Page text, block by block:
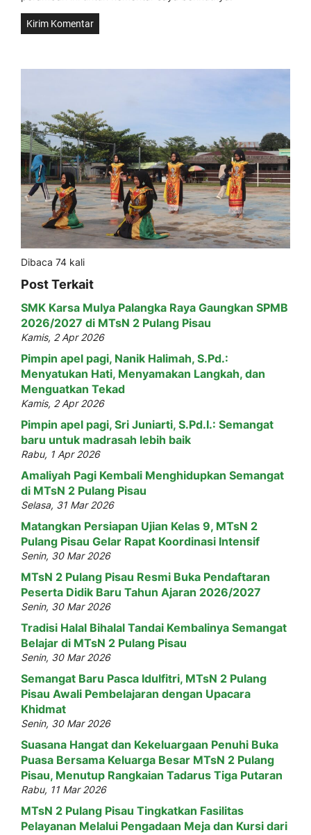
Dibaca 74 kali
Post Terkait
SMK Karsa Mulya Palangka Raya Gaungkan SPMB
2026/2027 di MTsN 2 Pulang Pisau
Kamis, 2 Apr 2026
Pimpin apel pagi, Nanik Halimah, S.Pd.:
Menyatukan Hati, Menyamakan Langkah, dan
Menguatkan Tekad
Kamis, 2 Apr 2026
Pimpin apel pagi, Sri Juniarti, S.Pd.I.: Semangat
baru untuk madrasah lebih baik
Rabu, 1 Apr 2026
Amaliyah Pagi Kembali Menghidupkan Semangat
di MTsN 2 Pulang Pisau
Selasa, 31 Mar 2026
Matangkan Persiapan Ujian Kelas 9, MTsN 2
Pulang Pisau Gelar Rapat Koordinasi Intensif
Senin, 30 Mar 2026
MTsN 2 Pulang Pisau Resmi Buka Pendaftaran
Peserta Didik Baru Tahun Ajaran 2026/2027
Senin, 30 Mar 2026
Tradisi Halal Bihalal Tandai Kembalinya Semangat
Belajar di MTsN 2 Pulang Pisau
Senin, 30 Mar 2026
Semangat Baru Pasca Idulfitri, MTsN 2 Pulang
Pisau Awali Pembelajaran dengan Upacara
Khidmat
Senin, 30 Mar 2026
Suasana Hangat dan Kekeluargaan Penuhi Buka
Puasa Bersama Keluarga Besar MTsN 2 Pulang
Pisau, Menutup Rangkaian Tadarus Tiga Putaran
Rabu, 11 Mar 2026
MTsN 2 Pulang Pisau Tingkatkan Fasilitas
Pelayanan Melalui Pengadaan Meja dan Kursi dari